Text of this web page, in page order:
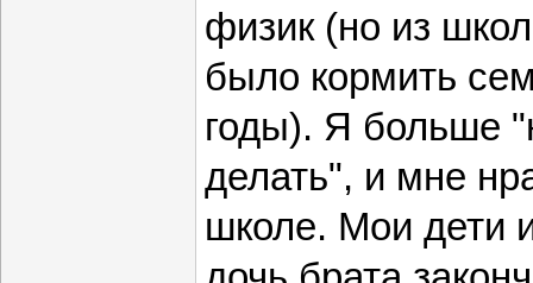
физик (но из
было кормить
годы). Я больше
делать", и мне
школе. Мои дети